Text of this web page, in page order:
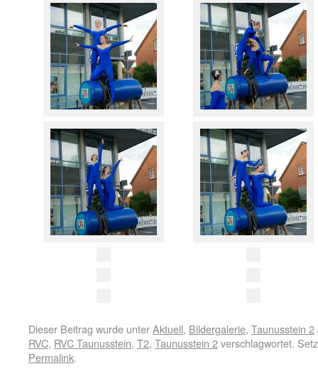
Dieser Beitrag wurde unterAktuell, Bildergalerie, Taunusstein 2
RVC, RVC Taunusstein, T2, Taunusstein 2verschlagwortet.
Permalink.